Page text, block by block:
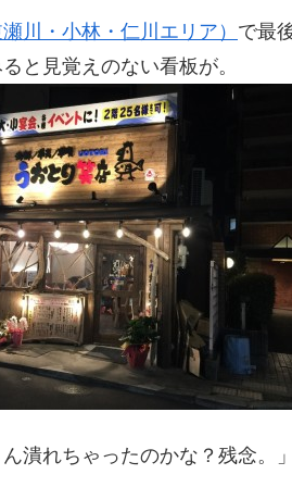
川・小林・仁川エリア） で最
と見覚えのない看板が。
ん潰れちゃったのかな？残念